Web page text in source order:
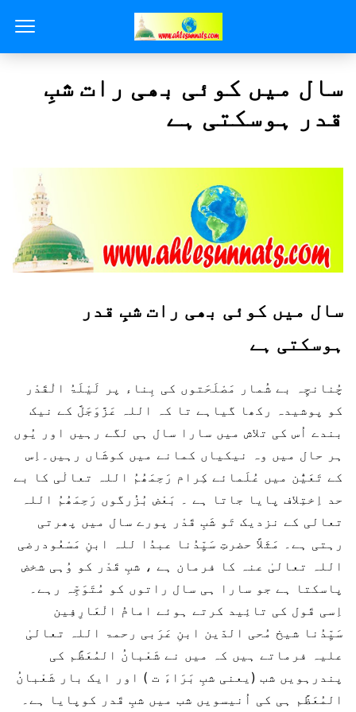
سال میں کوئی بھی رات شبِ
قدر ہوسکتی ہے
سال میں کوئی بھی رات شبِ قدر
ہوسکتی ہے
چُنانچِہ بے شُمار مَصْلَحَتوں کی بِناء پر لَیْلَۃُ الْقَدْر
کو پوشیدہ رکھا گیاہے تا کہ اللہ عَزَّوَجَلَّ کے نیک
بندے اُس کی تلاش میں سارا سال ہی لگے رہیں اور یُوں
ہر حال میں وہ نیکیاں کمانے میں کوشَاں رہیں۔اِس
کے تَعَیُّن میں عُلَمائے کِرام رَحِمَھُمُ اللہ تعالٰی کا بے
حد اِختِلاف پایا جاتا ہے ۔ بَعْض بُزُرگوں رَحِمَھُمُ اللہ
تعالی کے نزدیک تَو شَبِ قَدْر پورے سال میں پھرتی
رہتی ہے۔ مَثَلاً حضرتِ سَیِّدُنا عبدُا للہ ابنِ مَسْعُودرضی
اللہ تعالیٰ عنہ کا فرمان ہے ، شبِ قَدْر کو وُہی شخض
پاسکتا ہے جو سارا ہی سال راتوں کو مُتَوَجِّہ رہے۔
اِسی قَول کی تائِید کرتے ہوئے امامُ الْعَارِفِین
سَیِّدُنا شیخ مُحی الدّین ابنِ عَرَبی رحمۃ اللہ تعالیٰ
علیہ فرماتے ہیں کہ میں نے شَعْبانُ المُعَظَّم کی
پندرہویں شب (یعنی شبِ بَرَاءَ ت ) اور ایک بار شَعْبانُ
المُعَظَّم ہی کی اُنیسویں شب میں شبِ قَدر کوپایا ہے۔